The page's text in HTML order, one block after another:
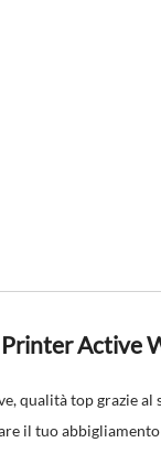
Active
qualità top grazie
il tuo